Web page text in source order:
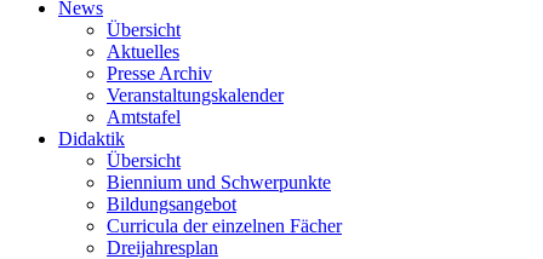
News
Übersicht
Aktuelles
Presse Archiv
Veranstaltungskalender
Amtstafel
Didaktik
Übersicht
Biennium und Schwerpunkte
Bildungsangebot
Curricula der einzelnen Fächer
Dreijahresplan